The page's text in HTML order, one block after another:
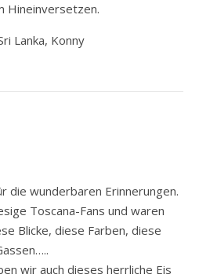
Hineinversetzen.
Lanka, Konny
die wunderbaren Erinnerungen.
Toscana-Fans und waren
Blicke, diese Farben, diese
wir auch dieses herrliche Eis